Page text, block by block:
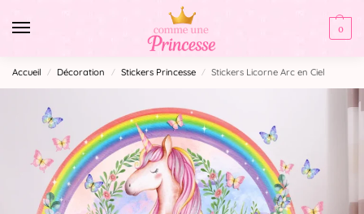
0
Accueil / Décoration / Stickers Princesse / Stickers Licorne Arc en Ciel